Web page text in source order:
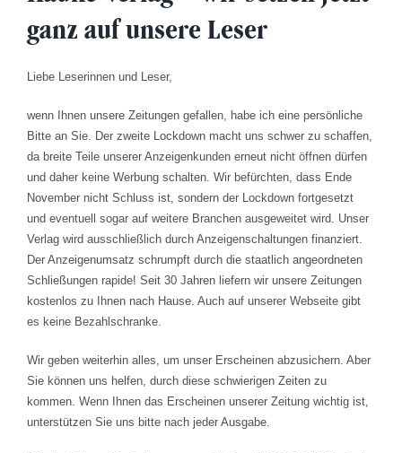
ganz auf unsere Leser
Liebe Leserinnen und Leser,
wenn Ihnen unsere Zeitungen gefallen, habe ich eine persönliche
Bitte an Sie. Der zweite Lockdown macht uns schwer zu schaffen,
da breite Teile unserer Anzeigenkunden erneut nicht öffnen dürfen
und daher keine Werbung schalten. Wir befürchten, dass Ende
November nicht Schluss ist, sondern der Lockdown fortgesetzt
und eventuell sogar auf weitere Branchen ausgeweitet wird. Unser
Verlag wird ausschließlich durch Anzeigenschaltungen finanziert.
Der Anzeigenumsatz schrumpft durch die staatlich angeordneten
Schließungen rapide! Seit 30 Jahren liefern wir unsere Zeitungen
kostenlos zu Ihnen nach Hause. Auch auf unserer Webseite gibt
es keine Bezahlschranke.
Wir geben weiterhin alles, um unser Erscheinen abzusichern. Aber
Sie können uns helfen, durch diese schwierigen Zeiten zu
kommen. Wenn Ihnen das Erscheinen unserer Zeitung wichtig ist,
unterstützen Sie uns bitte nach jeder Ausgabe.